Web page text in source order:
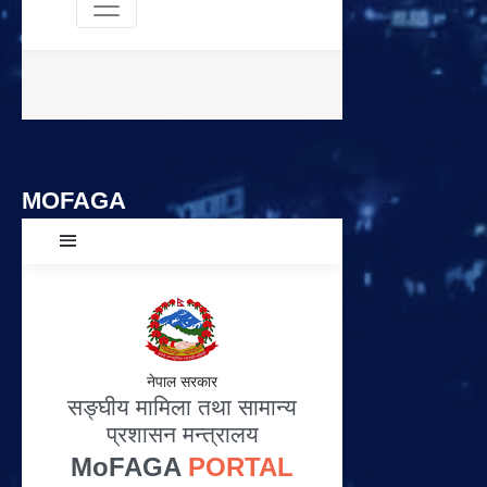
MOFAGA